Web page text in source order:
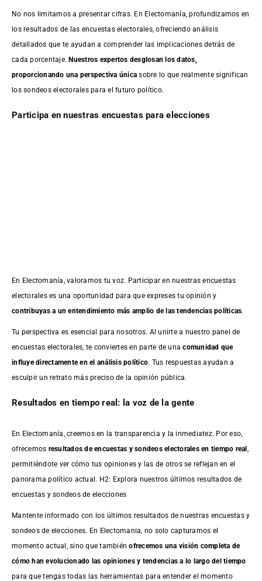
No nos limitamos a presentar cifras. En Electomanía, profundizamos en
los resultados de las encuestas electorales, ofreciendo análisis
detallados que te ayudan a comprender las implicaciones detrás de
cada porcentaje.Nuestros expertos desglosan los datos,
proporcionando una perspectiva única sobre lo que realmente significan
los sondeos electorales para el futuro político.
Participa en nuestras encuestas para elecciones
En Electomanía, valoramos tu voz. Participar en nuestras encuestas
electorales es una oportunidad para que expreses tu opinión y
contribuyas a un entendimiento más amplio de las tendencias políticas.
Tu perspectiva es esencial para nosotros. Al unirte a nuestro panel de
encuestas electorales, te conviertes en parte de unacomunidad que
influye directamente en el análisis político. Tus respuestas ayudan a
esculpir un retrato más preciso de la opinión pública.
Resultados en tiempo real: la voz de la gente
En Electomanía, creemos en la transparencia y la inmediatez. Por eso,
ofrecemos resultados deencuestas y sondeos electorales en tiempo real
permitiéndote ver cómo tus opiniones y las de otros se reflejan en el
panorama político actual. H2: Explora nuestros últimos resultados de
encuestas y sondeos de elecciones
Mantente informado con los últimos resultados de nuestras encuestasy
sondeos de elecciones. En Electomania, no solo capturamos el
momento actual, sino que tambiénofrecemos una visión completa de
cómo han evolucionado las opiniones y tendencias a lo largo del tiempo
para que tengas todas las herramientas para entender el momento